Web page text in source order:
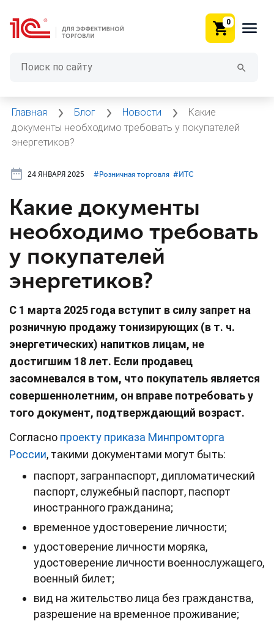
0
Главная Блог Новости
Какие
документы необходимо требовать у покупателей
энергетиков?
24 ЯНВАРЯ 2025 #⁣Розничная торговля #⁣ИТC
Какие документы
необходимо требовать
у покупателей
энергетиков?
С 1 марта 2025 года вступит в силу запрет на
розничную продажу тонизирующих (в т. ч.
энергетических) напитков лицам, не
достигшим 18 лет. Если продавец
засомневался в том, что покупатель является
совершеннолетним, он вправе потребовать у
того документ, подтверждающий возраст.
Согласно проекту приказа Минпромторга
России, такими документами могут быть:
паспорт, загранпаспорт, дипломатический
паспорт, служебный паспорт, паспорт
иностранного гражданина;
временное удостоверение личности;
удостоверение личности моряка,
удостоверение личности военнослужащего,
военный билет;
вид на жительство лица без гражданства,
разрешение на временное проживание;